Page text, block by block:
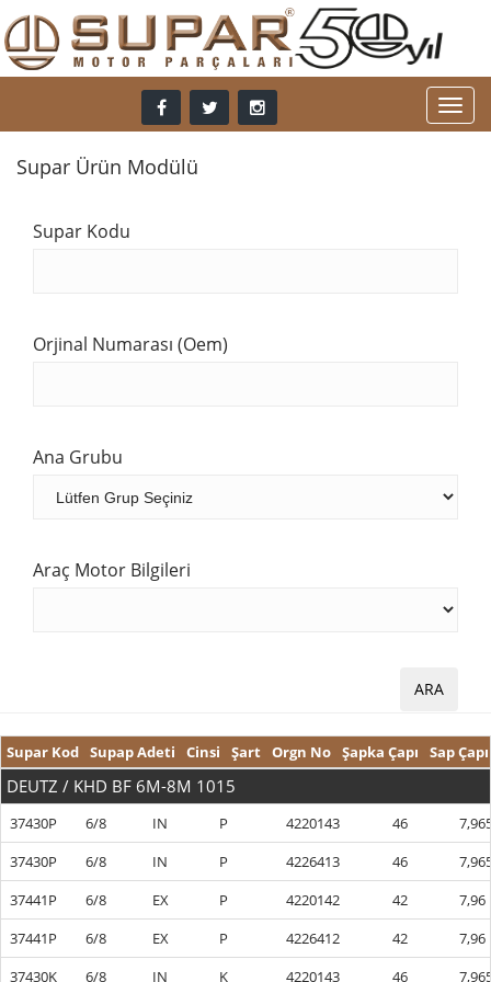
Supar Ürün Modülü
Supar Kodu
Orjinal Numarası (Oem)
Ana Grubu
Araç Motor Bilgileri
Supar Kod Supap Adeti Cinsi Şart Orgn No Şapka Çapı Sap Çapı
DEUTZ / KHD BF 6M-8M 1015
37430P 6/8 IN P 4220143 46
37430P
6/8 IN P 4226413 46
37441P
6/8 EX P 4220142 42
7,96
37441P
6/8 EX P 4226412 42
7,96
37430K
6/8 IN K 4220143 46